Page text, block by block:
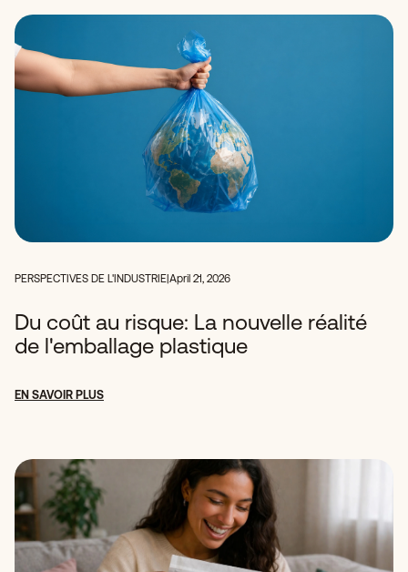
PERSPECTIVES DE L'INDUSTRIE April 21, 2026
Du coût au risque: La nouvelle réalité
de l'emballage plastique
EN SAVOIR PLUS